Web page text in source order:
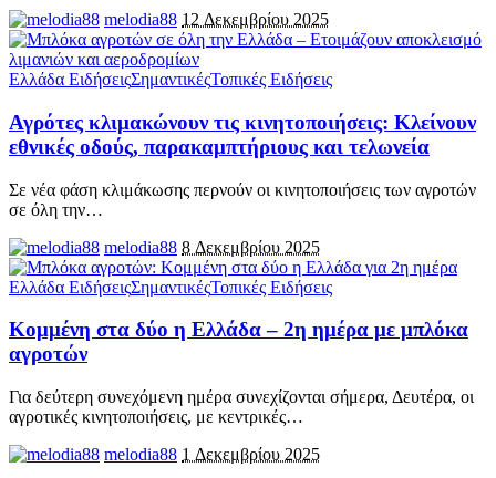
melodia88 12 Δεκεμβρίου 2025
Ελλάδα ΕιδήσειςΣημαντικέςΤοπικές Ειδήσεις
Αγρότες κλιμακώνουν τις κινητοποιήσεις: Κλείνουν
εθνικές οδούς, παρακαμπτήριους και τελωνεία
Σε νέα φάση κλιμάκωσης περνούν οι κινητοποιήσεις των αγροτών
σε όλη την…
melodia88 8 Δεκεμβρίου 2025
Ελλάδα ΕιδήσειςΣημαντικέςΤοπικές Ειδήσεις
Κομμένη στα δύο η Ελλάδα – 2η ημέρα με μπλόκα
αγροτών
Για δεύτερη συνεχόμενη ημέρα συνεχίζονται σήμερα, Δευτέρα, οι
αγροτικές κινητοποιήσεις, με κεντρικές…
melodia88 1 Δεκεμβρίου 2025